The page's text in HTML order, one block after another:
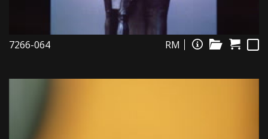
7266-064 RM